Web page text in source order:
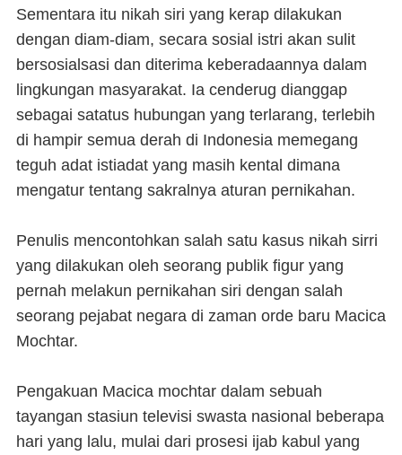
Sementara itu nikah siri yang kerap dilakukan
dengan diam-diam, secara sosial istri akan sulit
bersosialsasi dan diterima keberadaannya dalam
lingkungan masyarakat. Ia cenderug dianggap
sebagai satatus hubungan yang terlarang, terlebih
di hampir semua derah di Indonesia memegang
teguh adat istiadat yang masih kental dimana
mengatur tentang sakralnya aturan pernikahan.
Penulis mencontohkan salah satu kasus nikah sirri
yang dilakukan oleh seorang publik figur yang
pernah melakun pernikahan siri dengan salah
seorang pejabat negara di zaman orde baru Macica
Mochtar.
Pengakuan Macica mochtar dalam sebuah
tayangan stasiun televisi swasta nasional beberapa
hari yang lalu, mulai dari prosesi ijab kabul yang